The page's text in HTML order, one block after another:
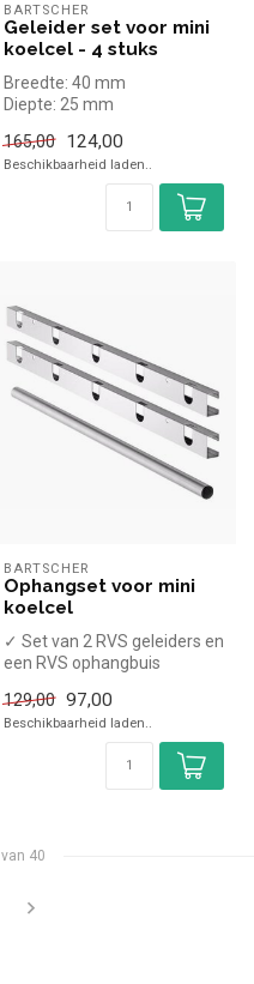
BARTSCHER
Geleider set voor mini
koelcel - 4 stuks
Breedte: 40 mm
Diepte: 25 mm
165,00
124,00
Beschikbaarheid laden..
BARTSCHER
Ophangset voor mini
koelcel
✓ Set van 2 RVS geleiders en
een RVS ophangbuis
129,00 97,00
Beschikbaarheid laden..
van 40